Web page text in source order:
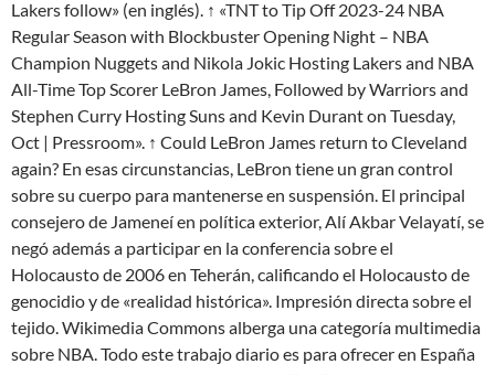
Lakers follow» (en inglés). ↑ «TNT to Tip Off 2023-24 NBA
Regular Season with Blockbuster Opening Night – NBA
Champion Nuggets and Nikola Jokic Hosting Lakers and NBA
All-Time Top Scorer LeBron James, Followed by Warriors and
Stephen Curry Hosting Suns and Kevin Durant on Tuesday,
Oct | Pressroom». ↑ Could LeBron James return to Cleveland
again? En esas circunstancias, LeBron tiene un gran control
sobre su cuerpo para mantenerse en suspensión. El principal
consejero de Jameneí en política exterior, Alí Akbar Velayatí, se
negó además a participar en la conferencia sobre el
Holocausto de 2006 en Teherán, calificando el Holocausto de
genocidio y de «realidad histórica». Impresión directa sobre el
tejido. Wikimedia Commons alberga una categoría multimedia
sobre NBA. Todo este trabajo diario es para ofrecer en España